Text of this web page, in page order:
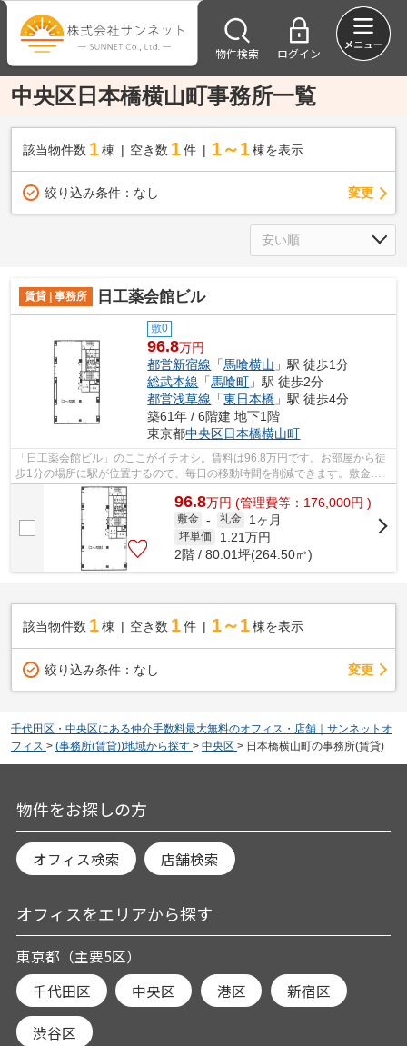
物件検索 ログイン
中央区日本橋横山町事務所一覧
該当物件数 1棟 空き数 1 件 1～1 棟を表示
絞り込み条件： なし 変更
賃貸 | 事務所 日工薬会館ビル
敷0
96.8万円
都営新宿線 「馬喰横山 」駅 徒歩1分
総武本線 「馬喰町 」駅 徒歩2分
都営浅草線 「東日本橋 」駅 徒歩4分
築61年 / 6階建 地下1階
東京都中央区日本橋横山町
「日工薬会館ビル」のここがイチオシ。賃料は96.8万円です。お部屋から徒
歩1分の場所に駅が位置するので、毎日の移動時間を削減できます。敷金不
要なので、初期費用削減につながります...
96.8万円 (管理費等：176,000円 )
敷金 - 礼金 1ヶ月
坪単価 1.21万円
2階 / 80.01坪(264.50㎡)
該当物件数 1棟 空き数 1 件 1～1 棟を表示
絞り込み条件： なし 変更
千代田区・中央区にある仲介手数料最大無料のオフィス・店舗｜サンネットオ
フィス > (事務所(賃貸))地域から探す > 中央区 > 日本橋横山町の事務所(賃貸)
物件をお探しの方
オフィス検索 店舗検索
オフィスをエリアから探す
東京都（主要5区）
千代田区
中央区 港区 新宿区
渋谷区